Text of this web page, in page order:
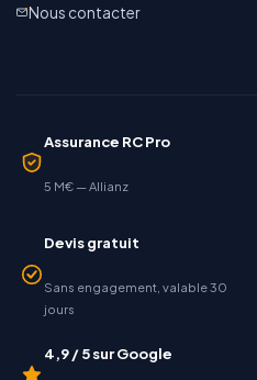
Nous contacter
Assurance RC Pro
5 M€ — Allianz
Devis gratuit
Sans engagement, valable 30
jours
4,9 / 5 sur Google